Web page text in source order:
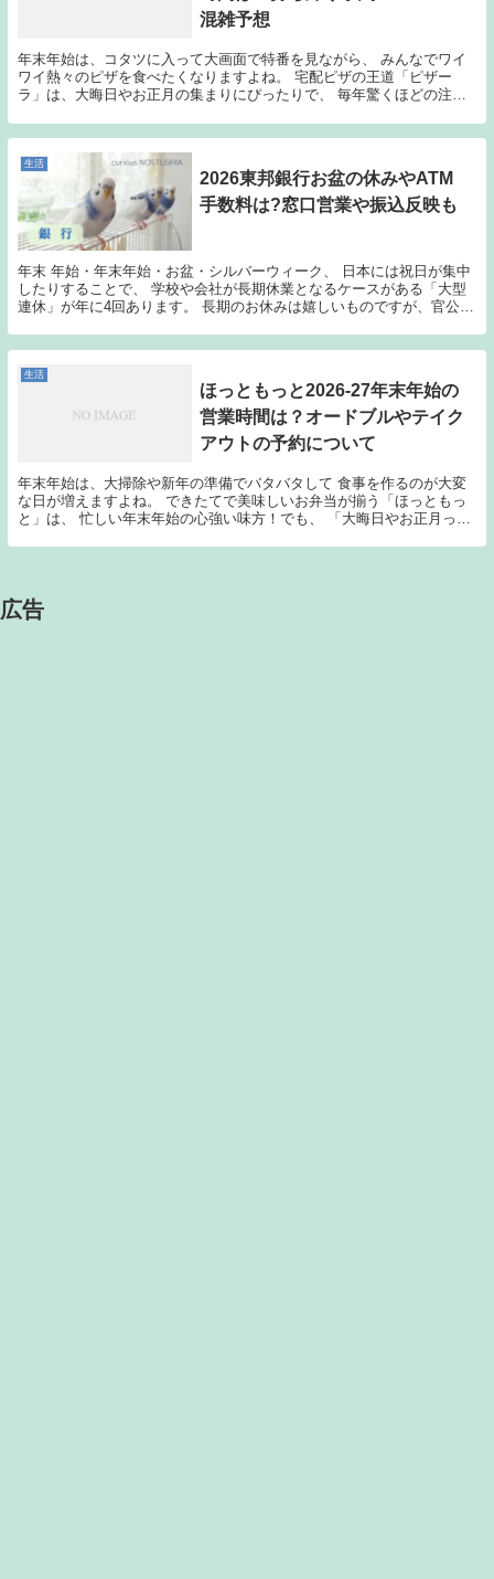
混雑予想
年末年始は、コタツに入って大画面で特番を見ながら、 みんなでワイ
ワイ熱々のピザを食べたくなりますよね。 宅配ピザの王道「ピザー
ラ」は、大晦日やお正月の集まりにぴったりで、 毎年驚くほどの注文
生活
2026東邦銀行お盆の休みやATM
手数料は?窓口営業や振込反映も
年末 年始・年末年始・お盆・シルバーウィーク、 日本には祝日が集中
したりすることで、 学校や会社が長期休業となるケースがある「大型
連休」が年に4回あります。 長期のお休みは嬉しいものですが、官公庁
生活
ほっともっと2026-27年末年始の
営業時間は？オードブルやテイク
アウトの予約について
年末年始は、大掃除や新年の準備でバタバタして 食事を作るのが大変
な日が増えますよね。 できたてで美味しいお弁当が揃う「ほっともっ
と」は、 忙しい年末年始の心強い味方！でも、 「大晦日やお正月って
広告